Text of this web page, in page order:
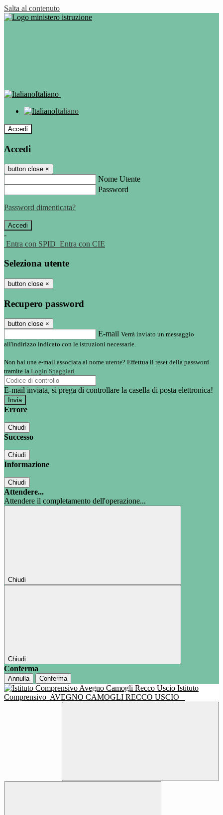
Salta al contenuto
Italiano
Italiano
Accedi
Accedi
button close ×
Nome Utente
Password
Password dimenticata?
-
Entra con SPID Entra con CIE
Seleziona utente
button close ×
Recupero password
button close ×
E-mail Verrà inviato un messaggio
all'indirizzo indicato con le istruzioni necessarie.
Non hai una e-mail associata al nome utente? Effettua il reset della password
tramite la Login Spaggiari
E-mail inviata, si prega di controllare la casella di posta elettronica!
Errore
Chiudi
Successo
Chiudi
Informazione
Chiudi
Attendere...
Attendere il completamento dell'operazione...
Chiudi
Chiudi
Conferma
Annulla Conferma
Istituto
Comprensivo AVEGNO CAMOGLI RECCO USCIO